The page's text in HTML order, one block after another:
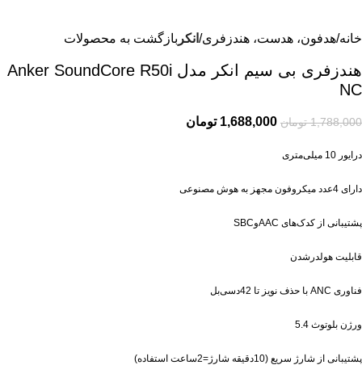
خانه هدفون، هدست، هندزفری انکر بازگشت به محصولات
هندزفری بی سیم انکر مدل Anker SoundCore R50i
NC
1,788,000 تومان 1,688,000 تومان
درایور 10 میلی‌متری
دارای 4عدد میکروفون مجهز به هوش مصنوعی
پشتیبانی از کدک‌های AACوSBC
قابلیت هولدرشدن
فناوری ANC با حذف نویز تا 42دسی‌بل
ورژن بلوتوث 5.4
پشتیبانی از شارژ سریع (10دقیقه شارژ=2ساعت استفاده)